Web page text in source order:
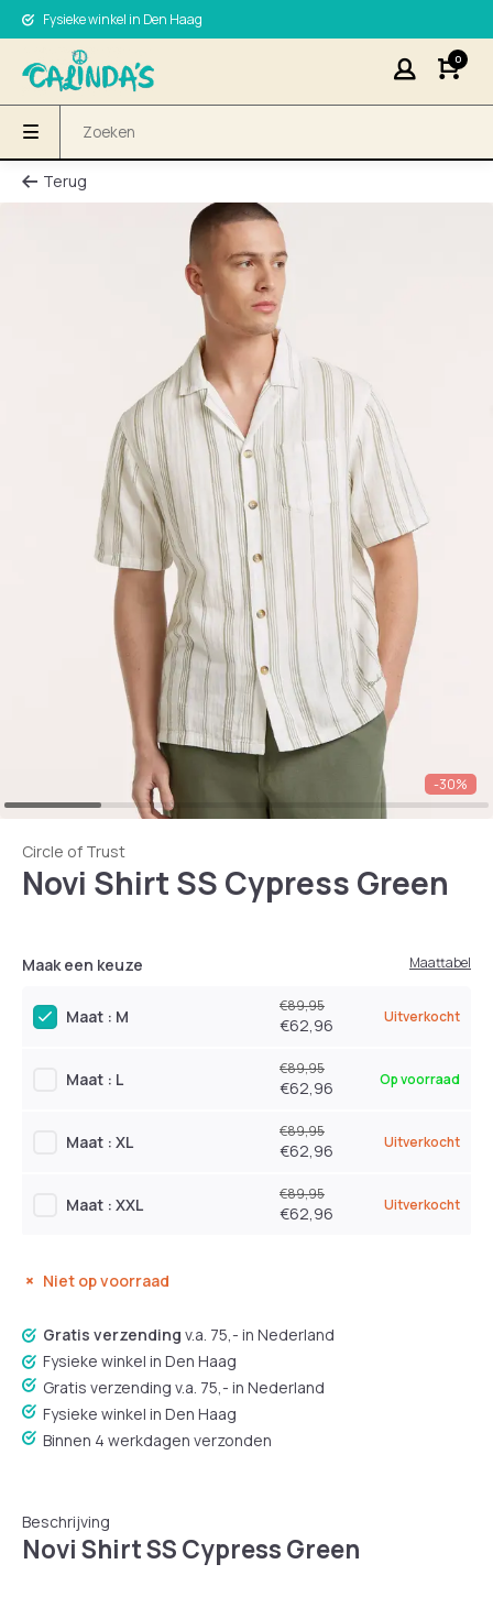
Fysieke winkel in Den Haag
0
Terug
-30%
Circle of Trust
Novi Shirt SS Cypress Green
Maak een keuze
Maat : M
€89,95
€62,96 Uitverkocht
Maat : L
€89,95
€62,96 Op voorraad
Maat : XL
€89,95
€62,96 Uitverkocht
Maat : XXL
€89,95
€62,96 Uitverkocht
Maattabel
Niet op voorraad
Gratis verzending v.a. 75,- in Nederland
Fysieke winkel in Den Haag
Gratis verzending v.a. 75,- in Nederland
Fysieke winkel in Den Haag
Binnen 4 werkdagen verzonden
Beschrijving
Novi Shirt SS Cypress Green